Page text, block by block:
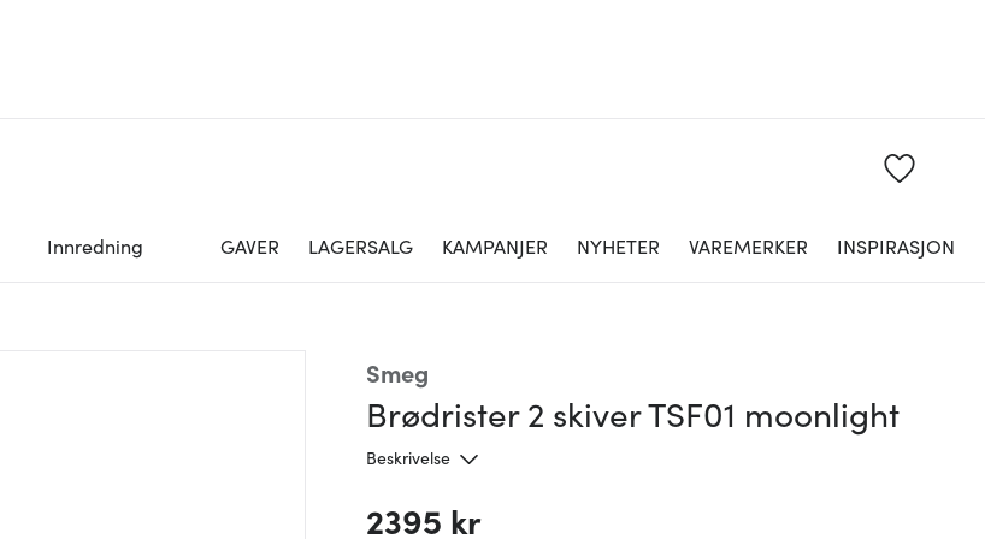
Innredning GAVER LAGERSALG KAMPANJER NYHETER VAREMERKER INSPIRASJON
Smeg
Brødrister 2 skiver TSF01 moonlight
Beskrivelse
2395 kr